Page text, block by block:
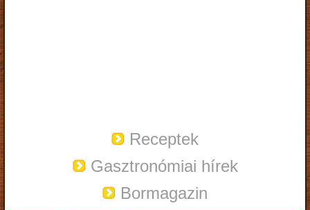
Receptek
Gasztronómiai hírek
Bormagazin